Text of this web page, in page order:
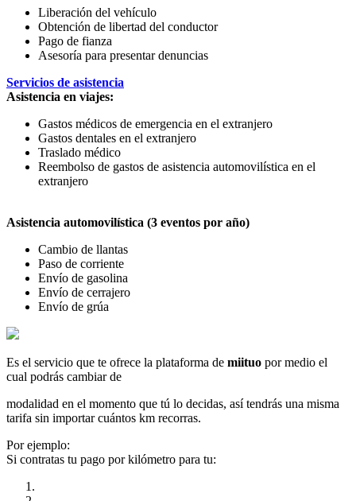
Liberación del vehículo
Obtención de libertad del conductor
Pago de fianza
Asesoría para presentar denuncias
Servicios de asistencia
Asistencia en viajes:
Gastos médicos de emergencia en el extranjero
Gastos dentales en el extranjero
Traslado médico
Reembolso de gastos de asistencia automovilística en el
extranjero
Asistencia automovilística (3 eventos por año)
Cambio de llantas
Paso de corriente
Envío de gasolina
Envío de cerrajero
Envío de grúa
Es el servicio que te ofrece la plataforma de miituo por medio el
cual podrás cambiar de
modalidad en el momento que tú lo decidas, así tendrás una misma
tarifa sin importar cuántos km recorras.
Por ejemplo:
Si contratas tu pago por kilómetro para tu: